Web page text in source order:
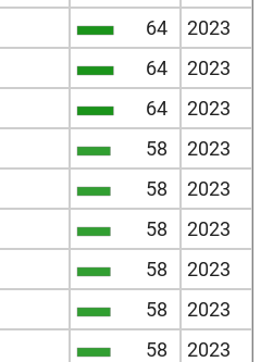
64
2023
64
2023
64
2023
58
2023
58
2023
58
2023
58
2023
58
2023
58
2023